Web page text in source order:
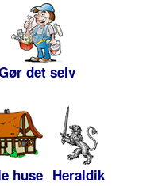
det selv
huse Heraldik